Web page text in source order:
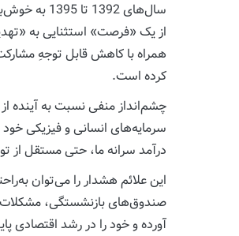
سال‌های
از یک «فرصت» استثنایی به
همراه با کاهش قابل توجهِ
کرده است.
چشم‌انداز منفی نسبت به آینده
سرمایه‌های انسانی و فیزیکی
درآمد سرانه ما، حتی مستقل از
این علائم هشدار را می‌توان
صندوق‌های بازنشستگی، مشکلات
آورده و خود را در رشد اقتصادی